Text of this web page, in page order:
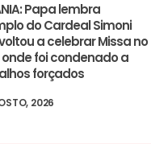
Papa lembra
do Cardeal Simoni
a celebrar Missa no
foi condenado a
forçados
2026